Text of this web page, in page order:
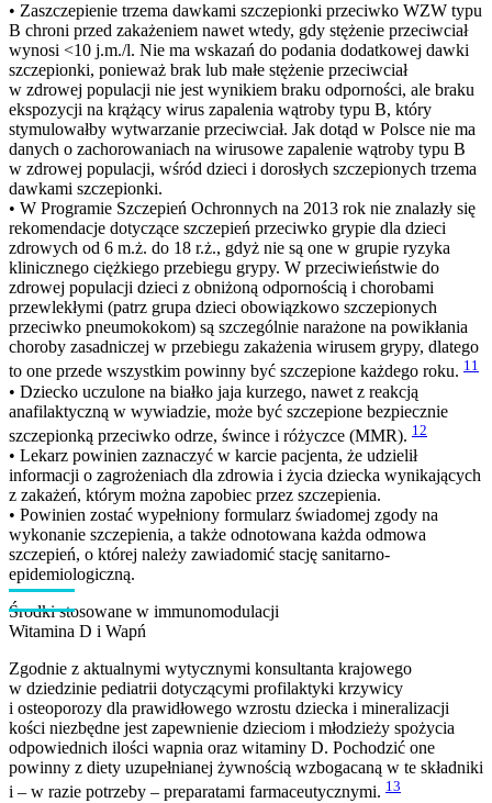
• Zaszczepienie trzema dawkami szczepionki przeciwko WZW typu
B chroni przed zakażeniem nawet wtedy, gdy stężenie przeciwciał
wynosi <10 j.m./l. Nie ma wskazań do podania dodatkowej dawki
szczepionki, ponieważ brak lub małe stężenie przeciwciał
w zdrowej populacji nie jest wynikiem braku odporności, ale braku
ekspozycji na krążący wirus zapalenia wątroby typu B, który
stymulowałby wytwarzanie przeciwciał. Jak dotąd w Polsce nie ma
danych o zachorowaniach na wirusowe zapalenie wątroby typu B
w zdrowej populacji, wśród dzieci i dorosłych szczepionych trzema
dawkami szczepionki.
• W Programie Szczepień Ochronnych na 2013 rok nie znalazły się
rekomendacje dotyczące szczepień przeciwko grypie dla dzieci
zdrowych od 6 m.ż. do 18 r.ż., gdyż nie są one w grupie ryzyka
klinicznego ciężkiego przebiegu grypy. W przeciwieństwie do
zdrowej populacji dzieci z obniżoną odpornością i chorobami
przewlekłymi (patrz grupa dzieci obowiązkowo szczepionych
przeciwko pneumokokom) są szczególnie narażone na powikłania
choroby zasadniczej w przebiegu zakażenia wirusem grypy, dlatego
to one przede wszystkim powinny być szczepione każdego roku. 11
• Dziecko uczulone na białko jaja kurzego, nawet z reakcją
anafilaktyczną w wywiadzie, może być szczepione bezpiecznie
szczepionką przeciwko odrze, śwince i różyczce (MMR). 12
• Lekarz powinien zaznaczyć w karcie pacjenta, że udzielił
informacji o zagrożeniach dla zdrowia i życia dziecka wynikających
z zakażeń, którym można zapobiec przez szczepienia.
• Powinien zostać wypełniony formularz świadomej zgody na
wykonanie szczepienia, a także odnotowana każda odmowa
szczepień, o której należy zawiadomić stację sanitarno-
epidemiologiczną.
Środki stosowane w immunomodulacji
Witamina D i Wapń
Zgodnie z aktualnymi wytycznymi konsultanta krajowego
w dziedzinie pediatrii dotyczącymi profilaktyki krzywicy
i osteoporozy dla prawidłowego wzrostu dziecka i mineralizacji
kości niezbędne jest zapewnienie dzieciom i młodzieży spożycia
odpowiednich ilości wapnia oraz witaminy D. Pochodzić one
powinny z diety uzupełnianej żywnością wzbogacaną w te składniki
i – w razie potrzeby – preparatami farmaceutycznymi. 13